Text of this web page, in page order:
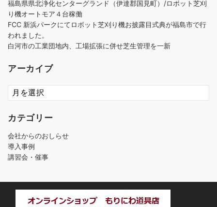
福島県県北浄化センターグランド（伊達郡国見町）/ロボット芝刈
り機オートモア４台稼働
FCC 新浜パークにてロボット芝刈り機お披露目式典が福島市で行
われました。
白河市の工業団地内、工場拡張に併せ芝生管理を一新
アーカイブ
ア
ー
イ
カテゴリー
会社からのおしらせ
導入事例
講習会・催事